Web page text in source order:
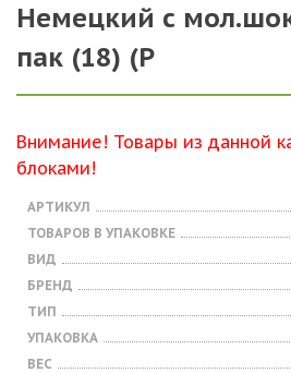
Немецкий с
пак (18) (Р
Внимание! Товары из данной
блоками!
АРТИКУЛ
ТОВАРОВ В УПАКОВКЕ
ВИД
БРЕНД
ТИП
УПАКОВКА
ВЕС